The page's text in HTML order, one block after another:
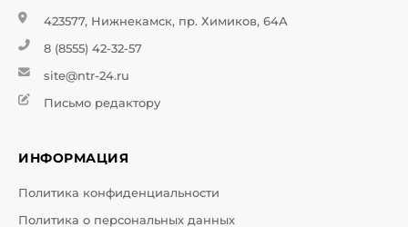
423577, Нижнекамск, пр. Химиков, 64А
8 (8555) 42-32-57
site@ntr-24.ru
Письмо редактору
ИНФОРМАЦИЯ
Политика конфиденциальности
Политика о персональных данных